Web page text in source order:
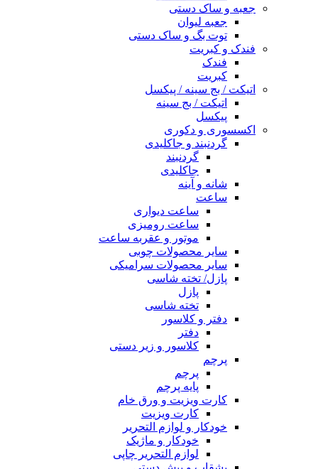
جعبه و ساک دستی
جعبه لیوان
توت بگ و ساک دستی
فندک و کبریت
فندک
کبریت
اتیکت / بج سینه / پیکسل
اتیکت / بج سینه
پیکسل
اکسسوری و دکوری
گردنبند و جاکلیدی
گردنبند
جاکلیدی
شانه و آینه
ساعت
ساعت دیواری
ساعت رومیزی
موتور و عقربه ساعت
سایر محصولات چوبی
سایر محصولات سرامیکی
پازل/ تخته شاسی
پازل
تخته شاسی
دفتر و کلاسور
دفتر
کلاسور و زیر دستی
پرچم
پرچم
پایه پرچم
کارت ویزیت و ورق خام
کارت ویزیت
خودکار و لوازم التحریر
خودکار و ماژیک
لوازم التحریر چاپی